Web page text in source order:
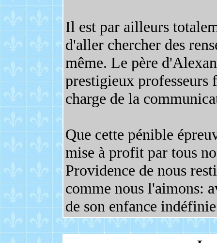
Il est par ailleurs
d'aller chercher des
même. Le père
prestigieux professeurs
charge de la
Que cette pénible
mise à profit par tous
Providence de nous
comme nous l'aimons:
de son enfance